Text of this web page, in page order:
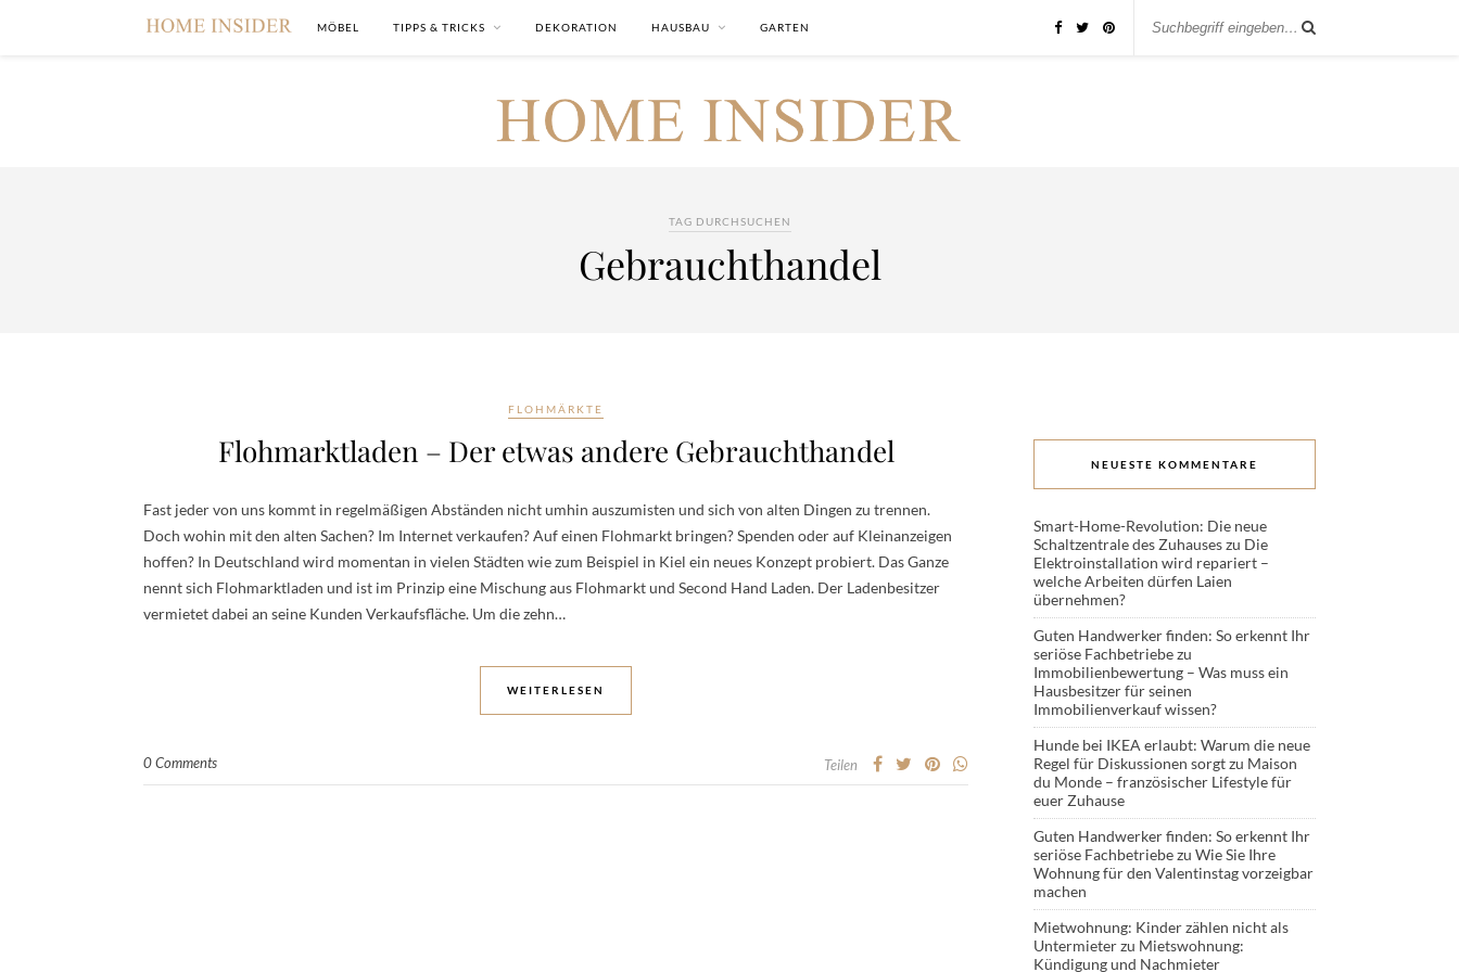
MÖBEL TIPPS & TRICKS DEKORATION HAUSBAU GARTEN
TAG DURCHSUCHEN
Gebrauchthandel
FLOHMÄRKTE
Flohmarktladen – Der etwas andere Gebrauchthandel
Fast jeder von uns kommt in regelmäßigen Abständen nicht umhin auszumisten und sich von alten Dingen zu trennen.
Doch wohin mit den alten Sachen? Im Internet verkaufen? Auf einen Flohmarkt bringen? Spenden oder auf Kleinanzeigen
hoffen? In Deutschland wird momentan in vielen Städten wie zum Beispiel in Kiel ein neues Konzept probiert. Das Ganze
nennt sich Flohmarktladen und ist im Prinzip eine Mischung aus Flohmarkt und Second Hand Laden. Der Ladenbesitzer
vermietet dabei an seine Kunden Verkaufsfläche. Um die zehn…
WEITERLESEN
0 Comments Teilen
NEUESTE KOMMENTARE
Smart-Home-Revolution: Die neue
Schaltzentrale des Zuhauseszu Die
Elektroinstallation wird repariert –
welche Arbeiten dürfen Laien
übernehmen?
Guten Handwerker finden: So erkennt Ihr
seriöse Fachbetriebezu
Immobilienbewertung – Was muss ein
Hausbesitzer für seinen
Immobilienverkauf wissen?
Hunde bei IKEA erlaubt: Warum die neue
Regel für Diskussionen sorgtzu Maison
du Monde – französischer Lifestyle für
euer Zuhause
Guten Handwerker finden: So erkennt Ihr
seriöse Fachbetriebezu Wie Sie Ihre
Wohnung für den Valentinstag vorzeigbar
machen
Mietwohnung: Kinder zählen nicht als
Untermieterzu Mietswohnung:
Kündigung und Nachmieter